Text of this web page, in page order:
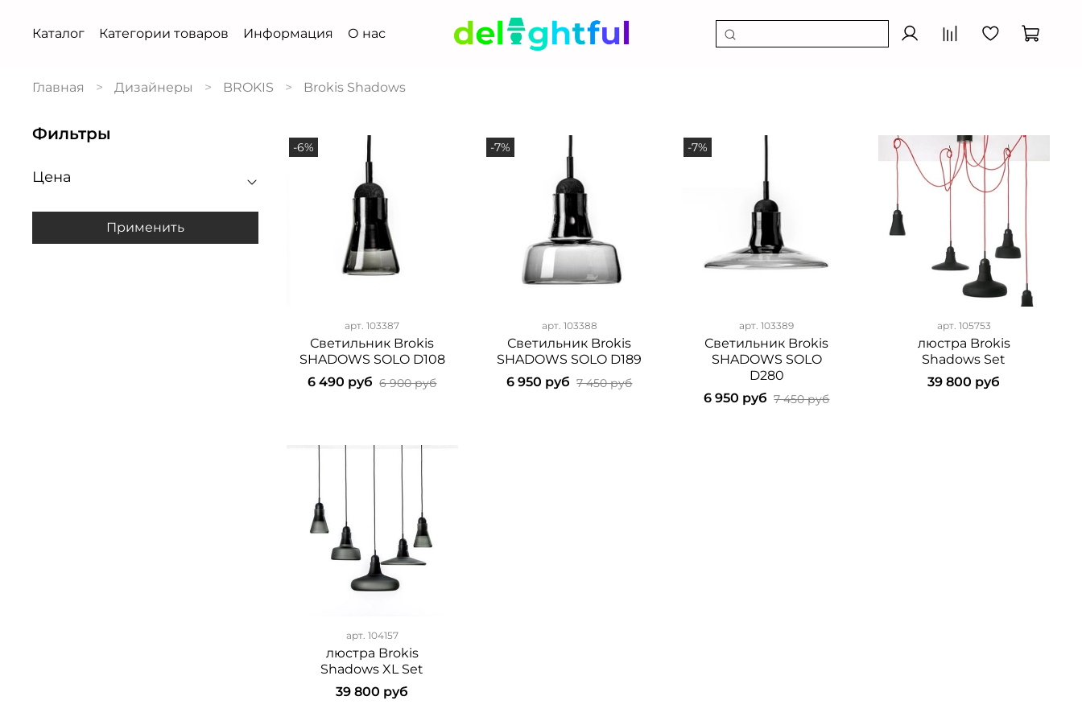
Каталог Категории товаров Информация О нас
Главная Дизайнеры BROKIS Brokis Shadows
-6%
арт.103387
Светильник Brokis
SHADOWS SOLO D108
6 490 руб 6 900 руб
-7%
арт. 103388
Светильник Brokis
SHADOWS SOLO D189
6 950 руб 7 450 руб
-7%
арт.103389
Светильник Brokis
SHADOWS SOLO
D280
6 950 руб 7 450 руб
арт. 105753
люстра Brokis
Shadows Set
39 800 руб
арт. 104157
люстра Brokis
Shadows XL Set
39 800 руб
Фильтры
Цена
Применить